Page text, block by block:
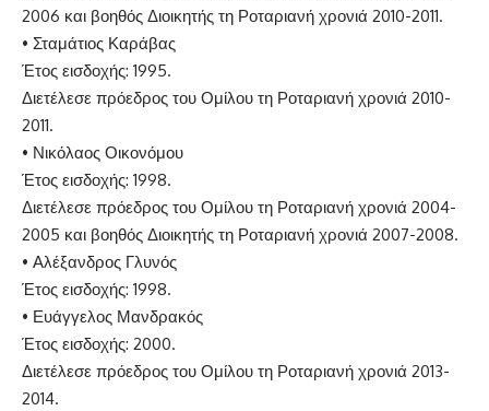
2006 και βοηθός Διοικητής τη Ροταριανή χρονιά 2010-2011.
• Σταμάτιος Καράβας
Έτος εισδοχής: 1995.
Διετέλεσε πρόεδρος του Ομίλου τη Ροταριανή χρονιά 2010-
2011.
• Νικόλαος Οικονόμου
Έτος εισδοχής: 1998.
Διετέλεσε πρόεδρος του Ομίλου τη Ροταριανή χρονιά 2004-
2005 και βοηθός Διοικητής τη Ροταριανή χρονιά 2007-2008.
• Αλέξανδρος Γλυνός
Έτος εισδοχής: 1998.
• Ευάγγελος Μανδρακός
Έτος εισδοχής: 2000.
Διετέλεσε πρόεδρος του Ομίλου τη Ροταριανή χρονιά 2013-
2014.